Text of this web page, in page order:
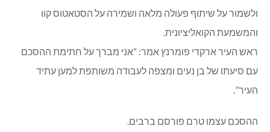
ולשמור על שיתוף פעולה מלאה ושמירה על הסטאטוס קוו
והמשמעת הקואליציונית.
ראש העיר ארקדי פומרנץ אמר: “אני מברך על חתימת ההסכם
עם סיעתו של בן נעים ומצפה לעבודה משותפת למען עתיד
העיר”.
ההסכם עצמו טרם פורסם ברבים.